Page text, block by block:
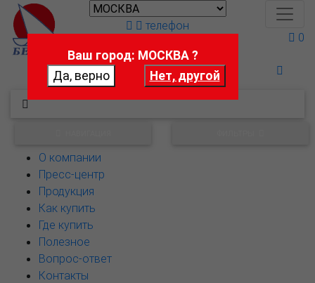
Поможем выбрать
телефон
0
О компании
Пресс-центр
Продукция
Как купить
Где купить
Полезное
Вопрос-ответ
Контакты
Ваш город: МОСКВА ?